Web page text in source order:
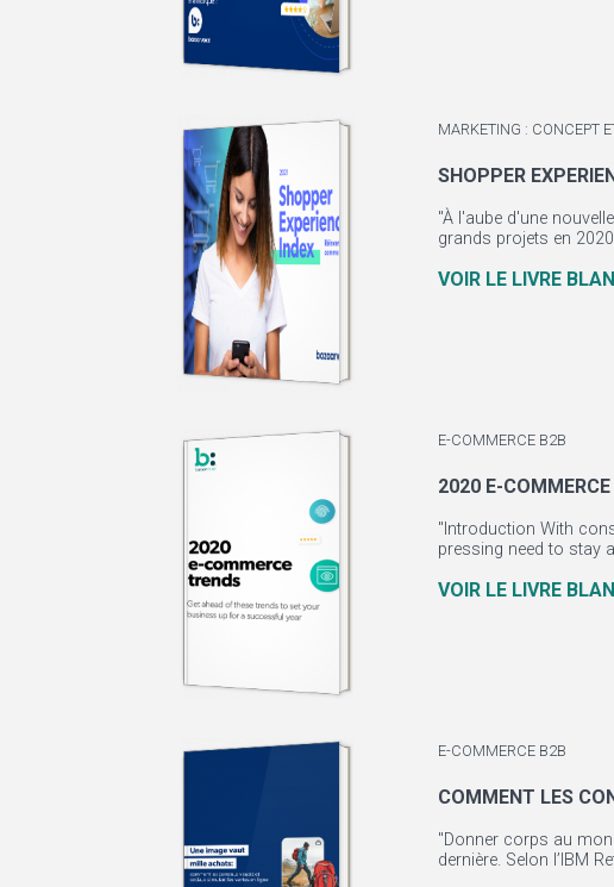
MARKETING : CONCEPT
SHOPPER
"À l'aube d'une
grands projets en
VOIR LE LIVRE
E-COMMERCE B2B
2020 E-
"Introduction With
pressing need to stay
VOIR LE LIVRE
E-COMMERCE B2B
COMMENT LES
"Donner corps au
dernière. Selon l’IBM